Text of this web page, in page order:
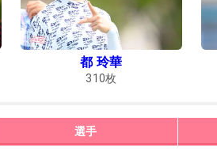
都 玲華
310枚
選手